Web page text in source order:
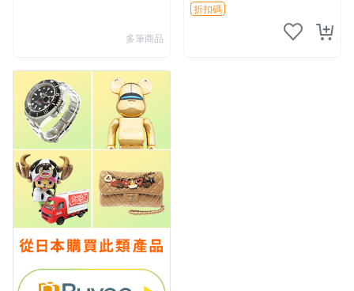
多筆商品
折扣碼